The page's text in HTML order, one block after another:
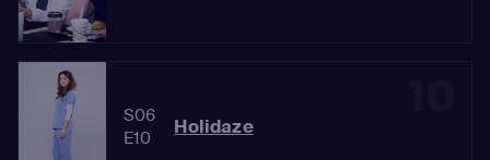
S06
E10
Holidaze